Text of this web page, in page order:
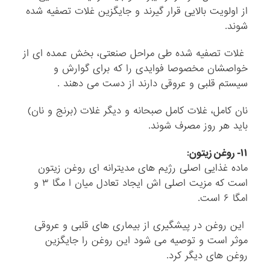
از اولویت بالایی قرار گیرند و جایگزین غلات تصفیه شده
شوند.
غلات تصفیه شده طی مراحل صنعتی، بخش عمده ای از
خواصشان مخصوصا فوایدی را که برای گوارش و
سیستم قلبی و عروقی دارند از دست می دهند .
نان کامل، غلات کامل صبحانه و دیگر غلات (برنج و نان)
باید هر روز مصرف شوند.
۱۱- روغن زیتون:
ماده غذایی اصلی رژیم های مدیترانه ای روغن زیتون
است که مزیت اصلی اش ایجاد تعادل میان ا مگا ۳ و
امگا ۶ است.
این روغن در پیشگیری از بیماری های قلبی و عروقی
موثر است و توصیه می شود این روغن را جایگزین
روغن های دیگر کرد.